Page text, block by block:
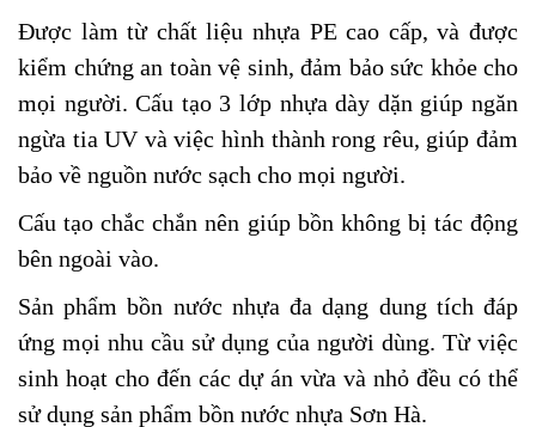
Được làm từ chất liệu nhựa PE cao cấp, và được
kiểm chứng an toàn vệ sinh, đảm bảo sức khỏe cho
mọi người. Cấu tạo 3 lớp nhựa dày dặn giúp ngăn
ngừa tia UV và việc hình thành rong rêu, giúp đảm
bảo về nguồn nước sạch cho mọi người.
Cấu tạo chắc chắn nên giúp bồn không bị tác động
bên ngoài vào.
Sản phẩm bồn nước nhựa đa dạng dung tích đáp
ứng mọi nhu cầu sử dụng của người dùng. Từ việc
sinh hoạt cho đến các dự án vừa và nhỏ đều có thể
sử dụng sản phẩm bồn nước nhựa Sơn Hà.